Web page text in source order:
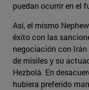
puedan ocurrir en el
Así, el mismo
éxito con las
negociación con
de misiles y su
Hezbolá. En
hubiera preferido